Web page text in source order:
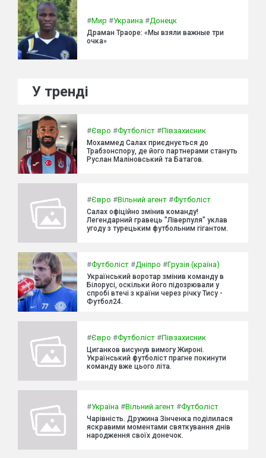
#Мир #Украина #Донецк
Драман Траоре: «Мы взяли важные три
очка»
У тренді
#Євро #Футболіст #Півзахисник
Мохаммед Салах приєднується до
Трабзонспору, де його партнерами стануть
Руслан Маліновський та Батагов.
#Євро #Вільний агент #Футболіст
Салах офіційно змінив команду!
Легендарний гравець "Ліверпуля" уклав
угоду з турецьким футбольним гігантом.
#Футболіст #Дніпро #Грузія (країна)
Український воротар змінив команду в
Білорусі, оскільки його підозрювали у
спробі втечі з країни через річку Тису -
Футбол24.
#Євро #Футболіст #Півзахисник
Циганков висунув вимогу Жироні.
Український футболіст прагне покинути
команду вже цього літа.
#Україна #Вільний агент #Футболіст
Чарівність. Дружина Зінченка поділилася
яскравими моментами святкування днів
народження своїх донечок.